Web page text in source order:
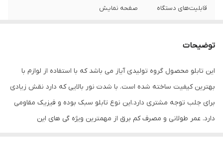
قابلیت‌های دستگاه صفحه نمایش
توضیحات
این تابلو محصول گروه تولیدی آیاز می باشد که با استفاده از لوازم با
بهترین کیفیت ساخته شده است. با شدت نور بالایی که دارد نقش زیادی
برای جلب توجه مشتری دارد.این نوع تابلو سبک بوده و فیزیک مقاومی
دارد. عمر طولانی و مصرف کم برق از مهمترین ویژه گی های این